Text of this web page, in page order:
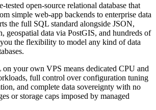
tested open-source relational database that
simple web-app backends to enterprise data
the full SQL standard alongside JSON,
geospatial data via PostGIS, and hundreds of
the flexibility to model any kind of data
your own VPS means dedicated CPU and
full control over configuration tuning
and complete data sovereignty with no
or storage caps imposed by managed